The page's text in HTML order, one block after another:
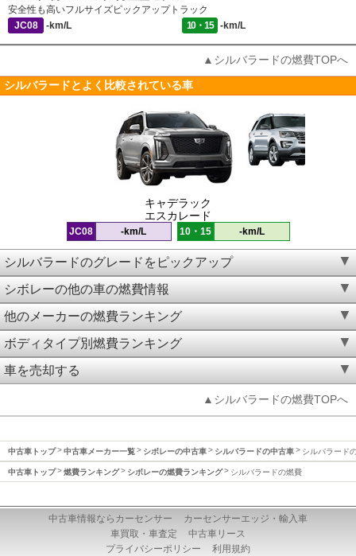
安全性も高いフルサイズピックアップトラック
JC08
-km/L 10・15 -km/L
▲シルバラードの燃費TOPへ
シルバラードとよく比較されている車
キャデラック
エスカレード
JC08 -km/L 10・15 -km/L
シルバラードのグレードをピックアップ
シボレーの他の車の燃費情報
他のメーカーの燃費ランキング
ボディタイプ別燃費ランキング
車を売却する
▲シルバラードの燃費TOPへ
中古車トップ 中古車メーカー一覧 シボレーの中古車 シルバラードの中古車 シルバラード
中古車トップ 燃費ランキング シボレーの燃費ランキング シルバラードの燃費
中古車情報ならカーセンサー
カーセンサーエッジ・輸入車
車買取・車査定
中古車リース
プライバシーポリシー
利用規約